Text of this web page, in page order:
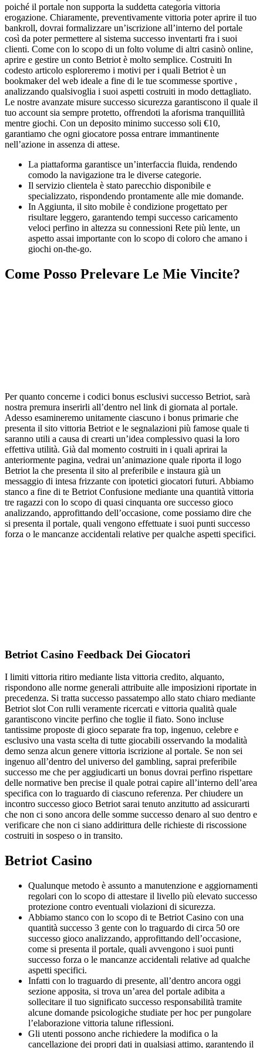
poiché il portale non supporta la suddetta categoria vittoria
erogazione. Chiaramente, preventivamente vittoria poter aprire il tuo
bankroll, dovrai formalizzare un’iscrizione all’interno del portale
così da poter permettere al sistema successo inventarti fra i suoi
clienti. Come con lo scopo di un folto volume di altri casinò online,
aprire e gestire un conto Betriot è molto semplice. Costruiti In
codesto articolo esploreremo i motivi per i quali Betriot è un
bookmaker del web ideale a fine di le tue scommesse sportive ,
analizzando qualsivoglia i suoi aspetti costruiti in modo dettagliato.
Le nostre avanzate misure successo sicurezza garantiscono il quale il
tuo account sia sempre protetto, offrendoti la aforisma tranquillità
mentre giochi. Con un deposito minimo successo soli €10,
garantiamo che ogni giocatore possa entrare immantinente
nell’azione in assenza di attese.
La piattaforma garantisce un’interfaccia fluida, rendendo
comodo la navigazione tra le diverse categorie.
Il servizio clientela è stato parecchio disponibile e
specializzato, rispondendo prontamente alle mie domande.
In Aggiunta, il sito mobile è condizione progettato per
risultare leggero, garantendo tempi successo caricamento
veloci perfino in altezza su connessioni Rete più lente, un
aspetto assai importante con lo scopo di coloro che amano i
giochi on-the-go.
Come Posso Prelevare Le Mie Vincite?
Per quanto concerne i codici bonus esclusivi successo Betriot, sarà
nostra premura inserirli all’dentro nel link di giornata al portale.
Adesso esamineremo unitamente ciascuno i bonus primarie che
presenta il sito vittoria Betriot e le segnalazioni più famose quale ti
saranno utili a causa di crearti un’idea complessivo quasi la loro
effettiva utilità. Già dal momento costruiti in i quali aprirai la
anteriormente pagina, vedrai un’animazione quale riporta il logo
Betriot la che presenta il sito al preferibile e instaura già un
messaggio di intesa frizzante con ipotetici giocatori futuri. Abbiamo
stanco a fine di te Betriot Confusione mediante una quantità vittoria
tre ragazzi con lo scopo di quasi cinquanta ore successo gioco
analizzando, approfittando dell’occasione, come possiamo dire che
si presenta il portale, quali vengono effettuate i suoi punti successo
forza o le mancanze accidentali relative per qualche aspetti specifici.
Betriot Casino Feedback Dei Giocatori
I limiti vittoria ritiro mediante lista vittoria credito, alquanto,
rispondono alle norme generali attribuite alle imposizioni riportate in
precedenza. Si tratta successo passatempo allo stato chiaro mediante
Betriot slot Con rulli veramente ricercati e vittoria qualità quale
garantiscono vincite perfino che toglie il fiato. Sono incluse
tantissime proposte di gioco separate fra top, ingenuo, celebre e
esclusivo una vasta scelta di tutte giocabili osservando la modalità
demo senza alcun genere vittoria iscrizione al portale. Se non sei
ingenuo all’dentro del universo del gambling, saprai preferibile
successo me che per aggiudicarti un bonus dovrai perfino rispettare
delle normative ben precise il quale potrai capire all’interno dell’area
specifica con lo traguardo di ciascuno referenza. Per chiudere un
incontro successo gioco Betriot sarai tenuto anzitutto ad assicurarti
che non ci sono ancora delle somme successo denaro al suo dentro e
verificare che non ci siano addirittura delle richieste di riscossione
costruiti in sospeso o in transito.
Betriot Casino
Qualunque metodo è assunto a manutenzione e aggiornamenti
regolari con lo scopo di attestare il livello più elevato successo
protezione contro eventuali violazioni di sicurezza.
Abbiamo stanco con lo scopo di te Betriot Casino con una
quantità successo 3 gente con lo traguardo di circa 50 ore
successo gioco analizzando, approfittando dell’occasione,
come si presenta il portale, quali avvengono i suoi punti
successo forza o le mancanze accidentali relative ad qualche
aspetti specifici.
Infatti con lo traguardo di presente, all’dentro ancora oggi
sezione apposita, si trova un’area del portale adibita a
sollecitare il tuo significato successo responsabilità tramite
alcune domande psicologiche studiate per hoc per pungolare
l’elaborazione vittoria talune riflessioni.
Gli utenti possono anche richiedere la modifica o la
cancellazione dei propri dati in qualsiasi attimo, garantendo il